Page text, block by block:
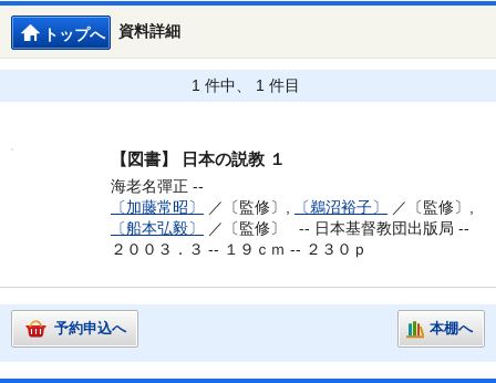
資料詳細
トップへ
1 件中、 1 件目
【図書】 日本の説教 １
海老名彈正 --
〔加藤常昭〕
／〔監修〕, 〔鵜沼裕子〕
／〔監修〕,
〔船本弘毅〕
／〔監修〕 -- 日本基督教団出版局 --
２００３．３ -- １９ｃｍ -- ２３０ｐ
予約申込へ 本棚へ